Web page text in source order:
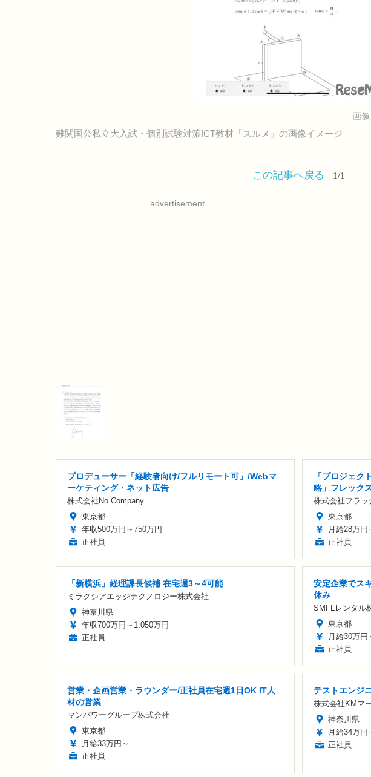
画
難関国公私立大入試・個別試験対策ICT教材「スルメ」の画像イメージ
この記事へ戻る 1/1
advertisement
プロデューサー「経験者向け/フルリモート可」/Webマ
ーケティング・ネット広告
株式会社No Company
東京都
年収500万円～750万円
正社員
「プロジェク
略」フレック
株式会社フラッ
東京都
月給28万円
正社員
「新横浜」経理課長候補 在宅週3～4可能
ミラクシアエッジテクノロジー株式会社
神奈川県
年収700万円～1,050万円
正社員
安定企業でス
休み
SMFLレンタル
東京都
月給30万円
正社員
営業・企画営業・ラウンダー/正社員在宅週1日OK IT人
材の営業
マンパワーグループ株式会社
東京都
月給33万円～
正社員
テストエンジ
株式会社KMマ
神奈川県
月給34万円
正社員